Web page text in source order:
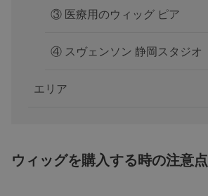
③ 医療用のウィッグ ピア
④ スヴェンソン 静岡スタジオ
エリア
ウィッグを購入する時の注意点